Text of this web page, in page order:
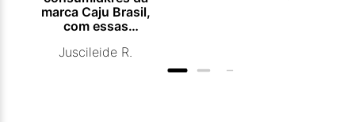
marca Caju Brasil,
com essas
promocionais de
Juscileide R.